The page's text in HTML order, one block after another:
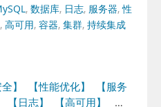
, 数据库, 日志, 服务器,性
, 高可用, 容器, 集群, 持续集成
】 【性能优化】
【服务
【日志】 【高可用】
…